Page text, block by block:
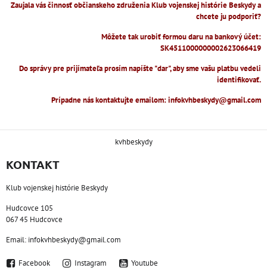
Zaujala vás činnosť občianskeho združenia Klub vojenskej histórie Beskydy a
chcete ju podporiť?
Môžete tak urobiť formou daru na bankový účet:
SK4511000000002623066419
Do správy pre prijímateľa prosím napíšte "dar", aby sme vašu platbu vedeli
identifikovať.
Prípadne nás kontaktujte emailom: infokvhbeskydy@gmail.com
kvhbeskydy
KONTAKT
Klub vojenskej histórie Beskydy
Hudcovce 105
067 45 Hudcovce
Email: infokvhbeskydy@gmail.com
Facebook Instagram Youtube